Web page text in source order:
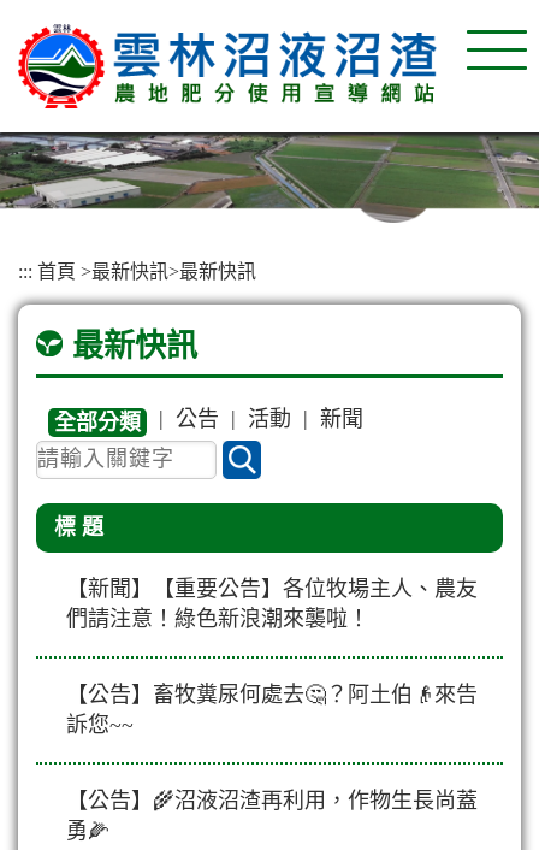
::: 首頁 >最新快訊>最新快訊
最新快訊
全部分類 | 公告 | 活動 | 新聞
標 題
【新聞】【重要公告】各位牧場主人、農友
們請注意！綠色新浪潮來襲啦！
【公告】畜牧糞尿何處去🤔？阿土伯👴來告
訴您~~
【公告】🌾沼液沼渣再利用，作物生長尚蓋
勇🌽